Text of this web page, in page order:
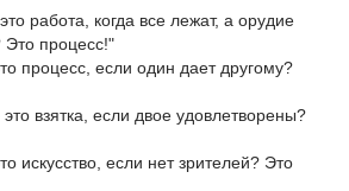
работа, когда все лежат, а орудие
Это процесс!"
процесс, если один дает другому?
взятка, если двое удовлетворены?
искусство, если нет зрителей? Это